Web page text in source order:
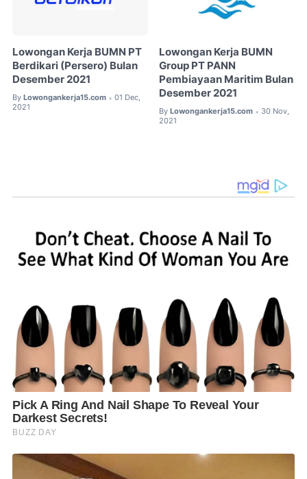
Lowongan Kerja BUMN PT
Berdikari (Persero) Bulan
Desember 2021
By Lowongankerja15.com • 01 Dec,
2021
Lowongan Kerja BUMN
Group PT PANN
Pembiayaan Maritim Bulan
Desember 2021
By Lowongankerja15.com • 30 Nov,
2021